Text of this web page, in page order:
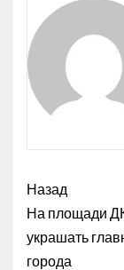
Назад
На площади
украшать
города